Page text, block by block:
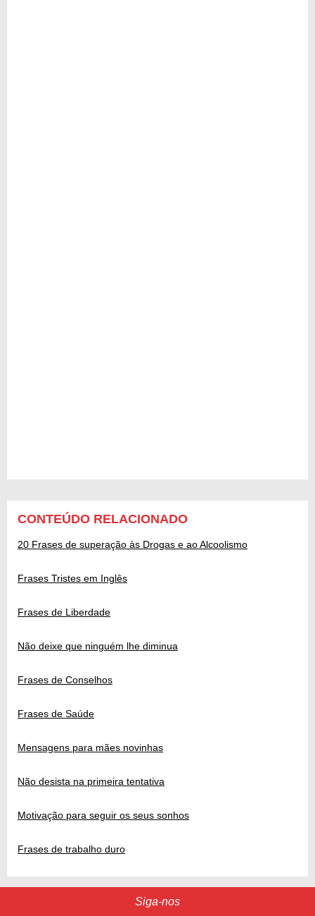
CONTEÚDO RELACIONADO
20 Frases de superação às Drogas e ao Alcoolismo
Frases Tristes em Inglês
Frases de Liberdade
Não deixe que ninguém lhe diminua
Frases de Conselhos
Frases de Saúde
Mensagens para mães novinhas
Não desista na primeira tentativa
Motivação para seguir os seus sonhos
Frases de trabalho duro
Siga-nos